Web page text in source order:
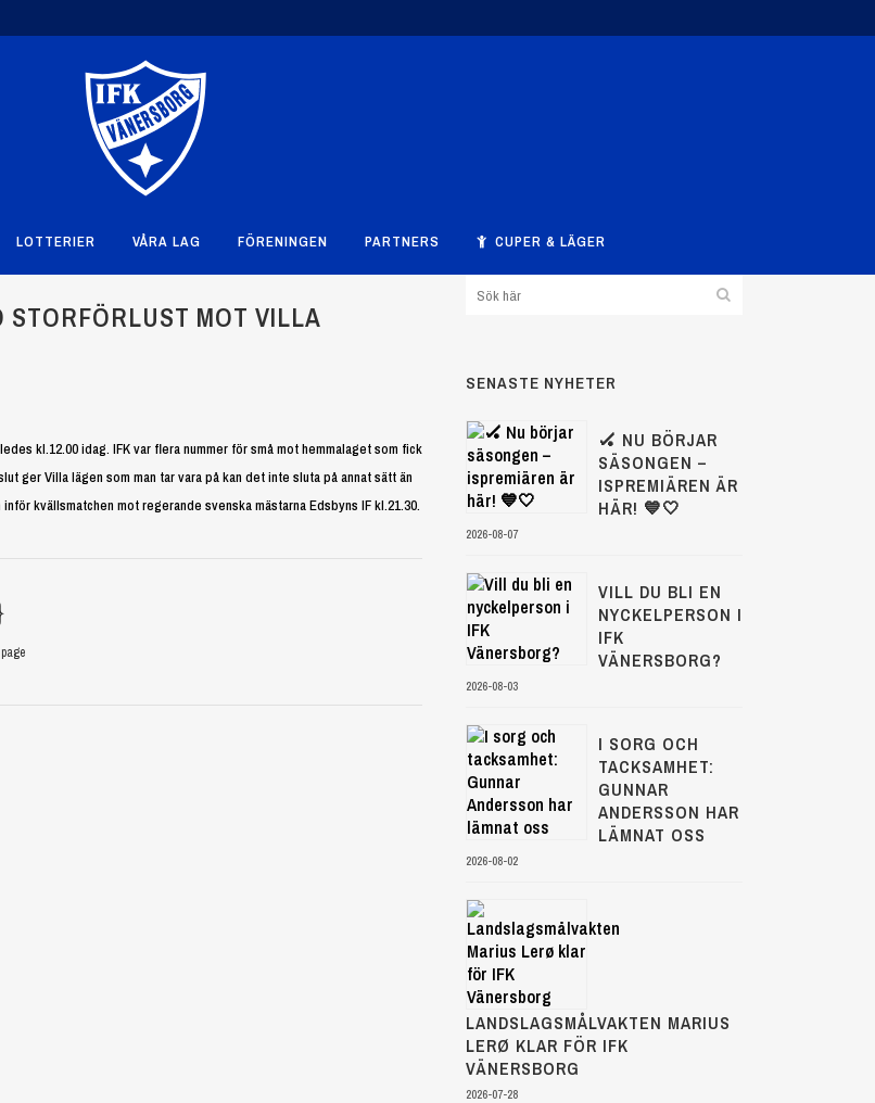
LOTTERIER VÅRA LAG FÖRENINGEN PARTNERS CUPER & LÄGER
MOT VILLA
kl.12.00 idag. IFK var flera nummer för små mot hemmalaget som fick
ger Villa lägen som man tar vara på kan det inte sluta på annat sätt än
kvällsmatchen mot regerande svenska mästarna Edsbyns IF kl.21.30.
SENASTE NYHETER
🏑 NU BÖRJAR
SÄSONGEN –
ISPREMIÄREN ÄR
HÄR! 💙🤍
2026-08-07
VILL DU BLI EN
NYCKELPERSON I
IFK
VÄNERSBORG?
2026-08-03
I SORG OCH
TACKSAMHET:
GUNNAR
ANDERSSON HAR
LÄMNAT OSS
2026-08-02
LANDSLAGSMÅLVAKTEN MARIUS
LERØ KLAR FÖR IFK
VÄNERSBORG
2026-07-28